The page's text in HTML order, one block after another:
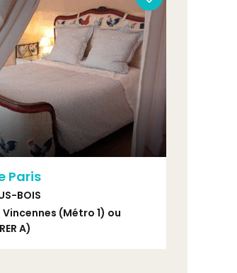
Paris
BOIS
(Métro 1) ou
A)